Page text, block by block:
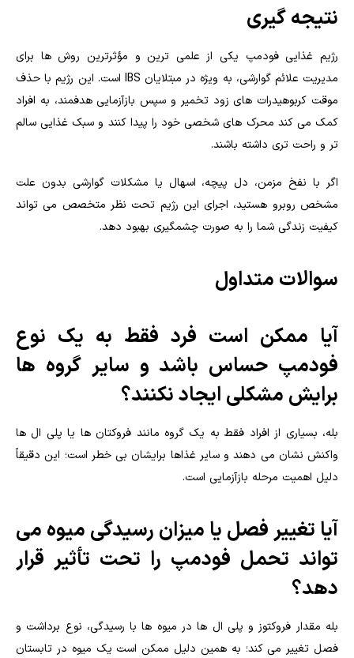
نتیجه گیری
رژیم غذایی فودمپ یکی از علمی ترین و مؤثرترین روش ها برای
مدیریت علائم گوارشی، به ویژه در مبتلایان IBS است. این رژیم با حذف
موقت کربوهیدرات های زود تخمیر و سپس بازآزمایی هدفمند، به افراد
کمک می کند محرک های شخصی خود را پیدا کنند و سبک غذایی سالم
تر و راحت تری داشته باشند.
اگر با نفخ مزمن، دل پیچه، اسهال یا مشکلات گوارشی بدون علت
مشخص روبرو هستید، اجرای این رژیم تحت نظر متخصص می تواند
کیفیت زندگی شما را به صورت چشمگیری بهبود دهد.
سوالات متداول
آیا ممکن است فرد فقط به یک نوع
فودمپ حساس باشد و سایر گروه ها
برایش مشکلی ایجاد نکنند؟
بله، بسیاری از افراد فقط به یک گروه مانند فروکتان ها یا پلی ال ها
واکنش نشان می دهند و سایر غذاها برایشان بی خطر است؛ این دقیقاً
دلیل اهمیت مرحله بازآزمایی است.
آیا تغییر فصل یا میزان رسیدگی میوه می
تواند تحمل فودمپ را تحت تأثیر قرار
دهد؟
بله مقدار فروکتوز و پلی ال ها در میوه ها با رسیدگی، نوع برداشت و
فصل تغییر می کند؛ به همین دلیل ممکن است یک میوه در تابستان